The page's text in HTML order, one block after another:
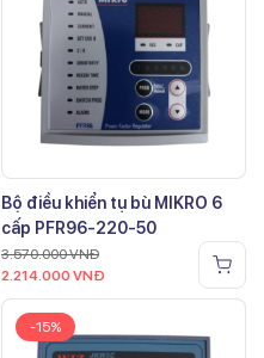
Bộ điều khiển tụ bù MIKRO 6
cấp PFR96-220-50
3.570.000VNĐ
2.214.000 VNĐ
-15%